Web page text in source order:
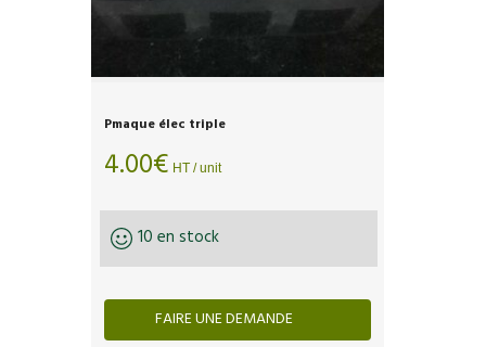
Pmaque élec triple
4.00€ HT / unit
10 en stock
FAIRE UNE DEMANDE